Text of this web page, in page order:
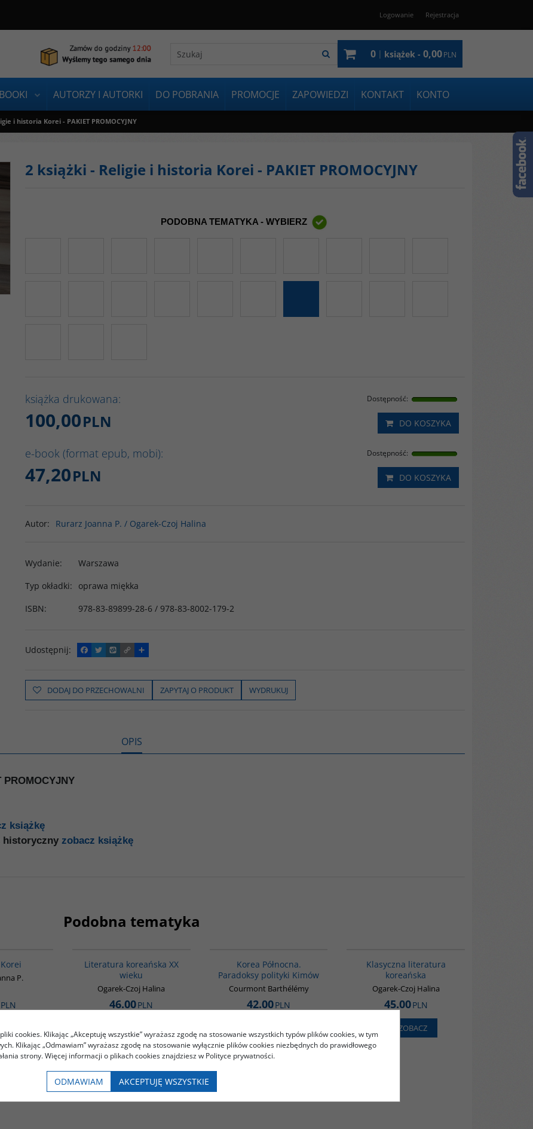
Logowanie Rejestracja
0 | książek - 0,00PLN
AUTORZY I AUTORKI DO POBRANIA PROMOCJE ZAPOWIEDZI KONTAKT KONTO
i historia Korei - PAKIET PROMOCYJNY
2 książki - Religie i historia Korei - PAKIET PROMOCYJNY
PODOBNA TEMATYKA - WYBIERZ
książka drukowana: Dostępność:
100,00PLN DO KOSZYKA
e-book (format epub, mobi): Dostępność:
47,20PLN DO KOSZYKA
Autor: Rurarz Joanna P. / Ogarek-Czoj Halina
Wydanie:
Warszawa
Typ okładki:
oprawa miękka
ISBN: 978-83-89899-28-6 / 978-83-8002-179-2
Udostępnij:
F
a
e
b
o
T
w
t
t
e
W
y
o
p
C
o
y
L
i
P
o
z
i
e
ę
DODAJ DO PRZECHOWALNI ZAPYTAJ O PRODUKT WYDRUKUJ
OPIS
książkę
historyczny zobacz książkę
Podobna tematyka
P.
PLN
Literatura koreańska XX
wieku
Ogarek-Czoj Halina
46.00PLN
Korea Północna.
Paradoksy polityki Kimów
Courmont Barthélémy
42.00PLN
Klasyczna literatura
koreańska
Ogarek-Czoj Halina
45.00PLN
ZOBACZ
cookies. Klikając „Akceptuję wszystkie” wyrażasz zgodę na stosowanie wszystkich typów plików cookies, w tym
Klikając „Odmawiam” wyrażasz zgodę na stosowanie wyłącznie plików cookies niezbędnych do prawidłowego
strony. Więcej informacji o plikach cookies znajdziesz w Polityce prywatności.
ODMAWIAM AKCEPTUJĘ WSZYSTKIE